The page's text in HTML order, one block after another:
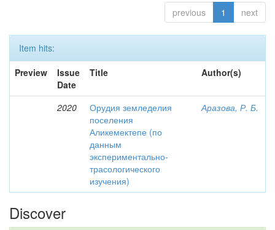
previous 1 next
Item hits:
Preview
Issue
Date
Title Author(s)
2020
Орудия земледелия
поселения
Аликемектепе (по
данным
экспериментально-
трасологического
изучения)
Аразова, Р. Б.
Discover